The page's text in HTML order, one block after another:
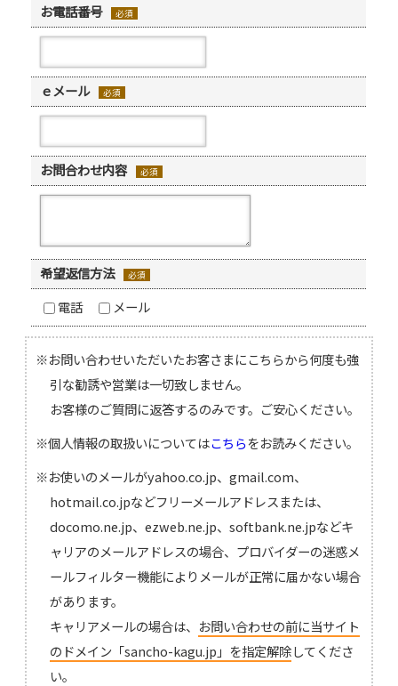
お電話番号 必須
ｅメール 必須
お問合わせ内容 必須
希望返信方法 必須
電話 メール
お問い合わせいただいたお客さまにこちらから何度も強
引な勧誘や営業は一切致しません。
お客様のご質問に返答するのみです。ご安心ください。
個人情報の取扱いについてはこちらをお読みください。
お使いのメールがyahoo.co.jp、gmail.com、
hotmail.co.jpなどフリーメールアドレスまたは、
docomo.ne.jp、ezweb.ne.jp、softbank.ne.jpなどキ
ャリアのメールアドレスの場合、プロバイダーの迷惑メ
ールフィルター機能によりメールが正常に届かない場合
があります。
キャリアメールの場合は、 お問い合わせの前に当サイト
のドメイン「sancho-kagu.jp」を指定解除してくださ
い。